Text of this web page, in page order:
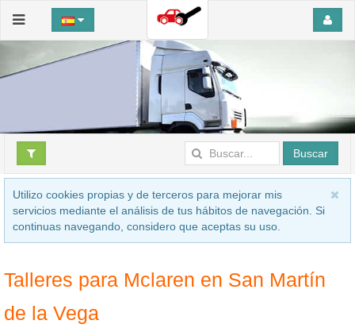
Buscar
Utilizo cookies propias y de terceros para mejorar mis
servicios mediante el análisis de tus hábitos de navegación. Si
continuas navegando, considero que aceptas su uso.
Talleres para Mclaren en San Martín
de la Vega